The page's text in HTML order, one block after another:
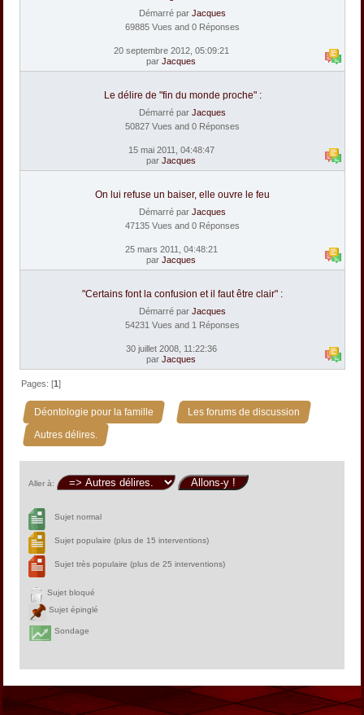
Démarré par Jacques
69885 Vues and 0 Réponses
20 septembre 2012, 05:09:21
par Jacques
Le délire de "fin du monde proche" :
Démarré par Jacques
50827 Vues and 0 Réponses
15 mai 2011, 04:48:47
par Jacques
On lui refuse un baiser, elle ouvre le feu
Démarré par Jacques
47135 Vues and 0 Réponses
25 mars 2011, 04:48:21
par Jacques
"Certains font la confusion et il faut être clair" :
Démarré par Jacques
54231 Vues and 1 Réponses
30 juillet 2008, 11:22:36
par Jacques
Pages: [1]
Déontologie pour la famille » Les forums de discussion »
Autres délires.
Aller à:
Sujet normal
Sujet populaire (plus de 15 interventions)
Sujet très populaire (plus de 25 interventions)
Sujet bloqué
Sujet épinglé
Sondage